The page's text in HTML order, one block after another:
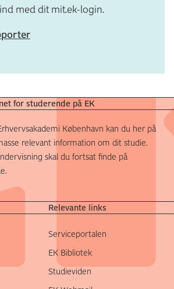
med dit mit.ek-login.
for studerende på EK
København kan du her på
relevant information om dit studie.
skal du fortsat finde på
Relevante links
Serviceportalen
EK Bibliotek
Studieviden